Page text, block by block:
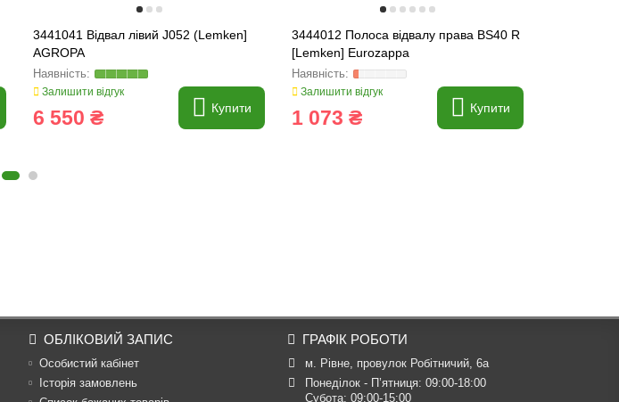
3441041 Відвал лівий J052 (Lemken]
AGROPA
Залишити відгук
6 550 ₴ Купити
3444012 Полоса відвалу права BS40 R
[Lemken] Eurozappa
Залишити відгук
1 073 ₴ Купити
ОБЛІКОВИЙ ЗАПИС
Особистий кабінет
Історія замовлень
ГРАФІК РОБОТИ
м. Рівне, провулок Робітничий, 6а
Понеділок - П’ятниця: 09:00-18:00
Субота: 09:00-15:00